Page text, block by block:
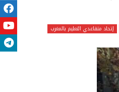
إتحاد متقاعدي التعليم بالمغرب